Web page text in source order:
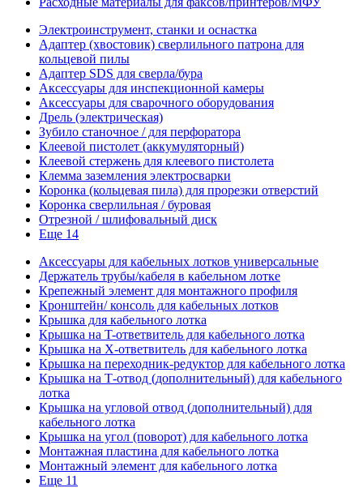
Электроинструмент, станки и оснастка
Адаптер (хвостовик) сверлильного патрона для
кольцевой пилы
Адаптер SDS для сверла/бура
Аксессуары для инспекционной камеры
Аксессуары для сварочного оборудования
Дрель (электрическая)
Зубило станочное / для перфоратора
Клеевой пистолет (аккумуляторный)
Клеевой стержень для клеевого пистолета
Клемма заземления электросварки
Коронка (кольцевая пила) для прорезки отверстий
Коронка сверлильная / буровая
Отрезной / шлифовальный диск
Еще 14
Аксессуары для кабельных лотков универсальные
Держатель трубы/кабеля в кабельном лотке
Крепежный элемент для монтажного профиля
Кронштейн/ консоль для кабельных лотков
Крышка для кабельного лотка
Крышка на T-ответвитель для кабельного лотка
Крышка на X-ответвитель для кабельного лотка
Крышка на переходник-редуктор для кабельного лотка
Крышка на Т-отвод (дополнительный) для кабельного
лотка
Крышка на угловой отвод (дополнительный) для
кабельного лотка
Крышка на угол (поворот) для кабельного лотка
Монтажная пластина для кабельного лотка
Монтажный элемент для кабельного лотка
Еще 11